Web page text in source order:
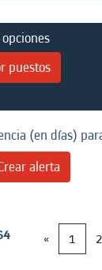
(en días)
alerta
« 1 2